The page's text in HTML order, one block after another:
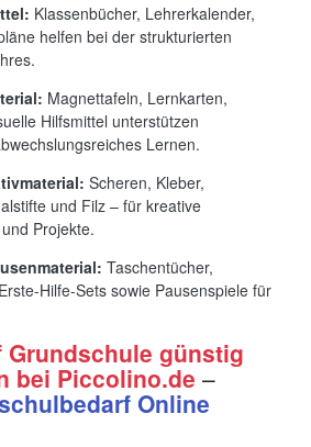
Klassenbücher, Lehrerkalender,
helfen bei der strukturierten
Magnettafeln, Lernkarten,
Hilfsmittel unterstützen
Lernen.
Scheren, Kleber,
und Filz – für kreative
Projekte.
Taschentücher,
Hilfe-Sets sowie Pausenspiele für
Grundschule günstig
bei Piccolino.de –
Online